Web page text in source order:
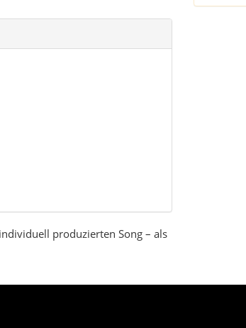
produzierten Song – als